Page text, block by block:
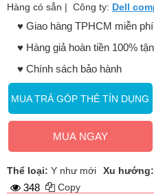
Hàng có sẳn | Công ty: Dell
♥️ Giao hàng TPHCM miễn
♥️ Hàng giả hoàn tiền 100%
♥️ Chính sách bảo hành
MUA TRẢ GÓP THẺ TÍN DỤNG
MUA NGAY
Thể loại: Y như mới Xu hướng:
348 Copy